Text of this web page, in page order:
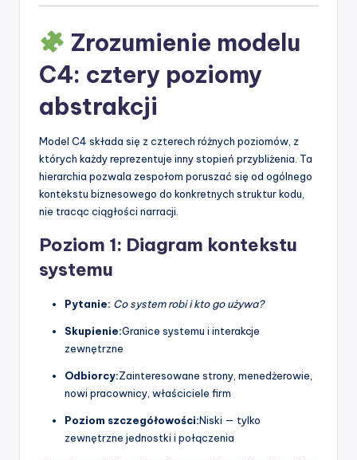
Zrozumienie modelu
C4: cztery poziomy
abstrakcji
Model C4 składa się z czterech różnych poziomów, z
których każdy reprezentuje inny stopień przybliżenia. Ta
hierarchia pozwala zespołom poruszać się od ogólnego
kontekstu biznesowego do konkretnych struktur kodu,
nie tracąc ciągłości narracji.
Poziom 1: Diagram kontekstu
systemu
Pytanie: Co system robi i kto go używa?
Skupienie:Granice systemu i interakcje
zewnętrzne
Odbiorcy:Zainteresowane strony, menedżerowie,
nowi pracownicy, właściciele firm
Poziom szczegółowości:Niski — tylko
zewnętrzne jednostki i połączenia